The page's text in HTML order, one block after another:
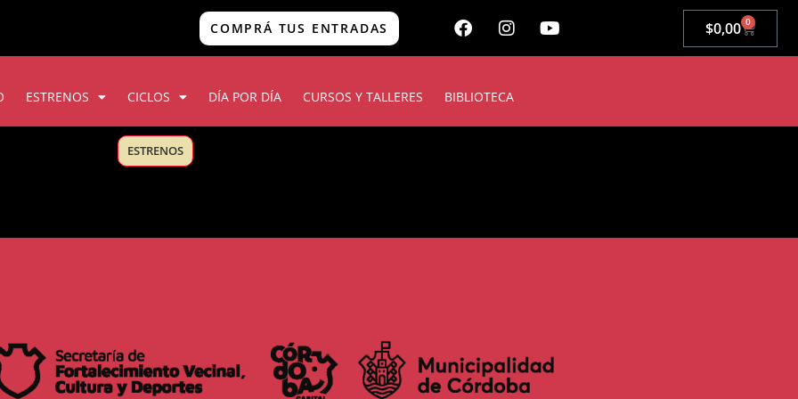
COMPRÁ TUS ENTRADAS $0,00 0
ESTRENOS CICLOS DÍA POR DÍA CURSOS Y TALLERES BIBLIOTECA
ESTRENOS